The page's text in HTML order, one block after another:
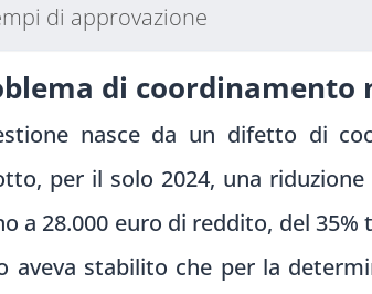
di approvazione
di coordinamento
nasce da un difetto di
per il solo 2024, una riduzione
a 28.000 euro di reddito, del
aveva stabilito che per la